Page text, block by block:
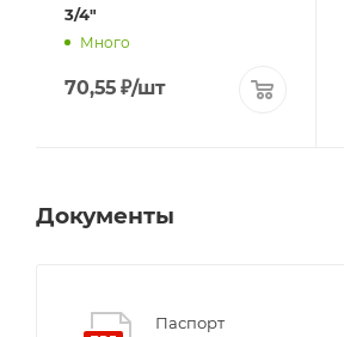
3/4"
Много
70,55 ₽/шт
Документы
Паспорт